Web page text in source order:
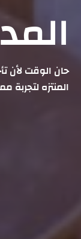
حان الوقت لأن
المنتزه لتجربة